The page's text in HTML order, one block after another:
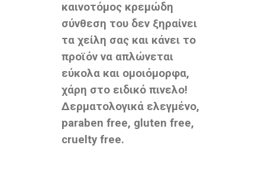
καινοτόμος κρεμώδη
σύνθεση του δεν ξηραίνει
τα χείλη σας και κάνει το
προϊόν να απλώνεται
εύκολα και ομοιόμορφα,
χάρη στο ειδικό πινελο!
Δερματολογικά ελεγμένο,
paraben free, gluten free,
cruelty free.